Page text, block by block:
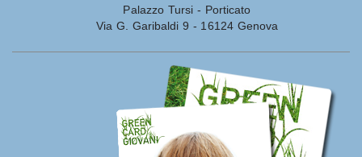
Palazzo Tursi - Porticato
Via G. Garibaldi 9 - 16124 Genova